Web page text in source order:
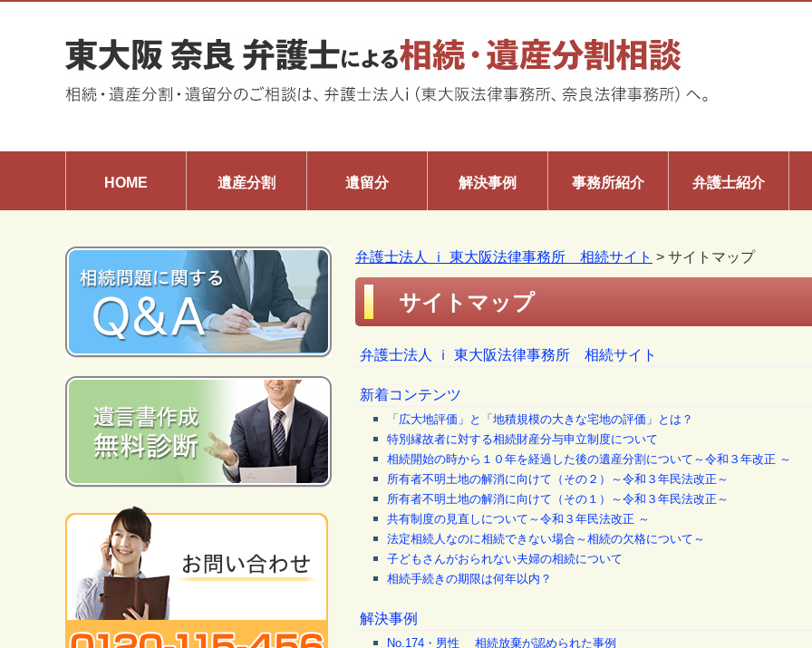
HOME 遺産分割 遺留分 解決事例 事務所紹介 弁護士紹介
弁護士法人 ｉ 東大阪法律事務所 相続サイト > サイトマップ
サイトマップ
弁護士法人 ｉ 東大阪法律事務所 相続サイト
新着コンテンツ
「広大地評価」と「地積規模の大きな宅地の評価」とは？
特別縁故者に対する相続財産分与申立制度について
相続開始の時から１０年を経過した後の遺産分割について～令和３年改正 ～
所有者不明土地の解消に向けて（その２）～令和３年民法改正～
所有者不明土地の解消に向けて（その１）～令和３年民法改正～
共有制度の見直しについて～令和３年民法改正 ～
法定相続人なのに相続できない場合～相続の欠格について～
子どもさんがおられない夫婦の相続について
相続手続きの期限は何年以内？
解決事例
No.174・男性 相続放棄が認められた事例